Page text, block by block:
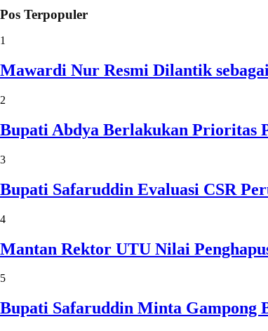
Pos Terpopuler
1
Mawardi Nur Resmi Dilantik
2
Bupati Abdya Berlakukan Prioritas
3
Bupati Safaruddin Evaluasi CSR
4
Mantan Rektor UTU Nilai
5
Bupati Safaruddin Minta Gampong